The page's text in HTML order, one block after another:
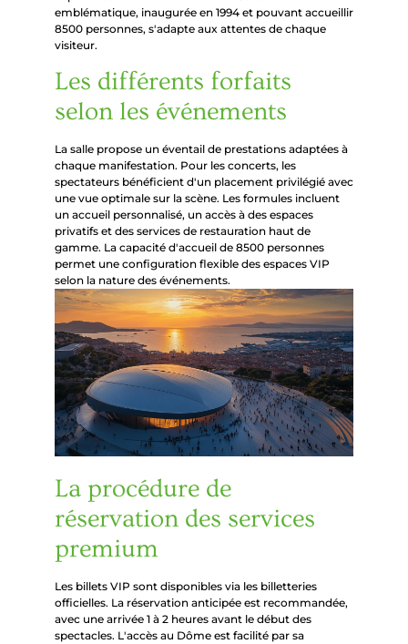
emblématique, inaugurée en 1994 et pouvant accueillir
8500 personnes, s'adapte aux attentes de chaque
visiteur.
Les différents forfaits
selon les événements
La salle propose un éventail de prestations adaptées à
chaque manifestation. Pour les concerts, les
spectateurs bénéficient d'un placement privilégié avec
une vue optimale sur la scène. Les formules incluent
un accueil personnalisé, un accès à des espaces
privatifs et des services de restauration haut de
gamme. La capacité d'accueil de 8500 personnes
permet une configuration flexible des espaces VIP
selon la nature des événements.
La procédure de
réservation des services
premium
Les billets VIP sont disponibles via les billetteries
officielles. La réservation anticipée est recommandée,
avec une arrivée 1 à 2 heures avant le début des
spectacles. L'accès au Dôme est facilité par sa